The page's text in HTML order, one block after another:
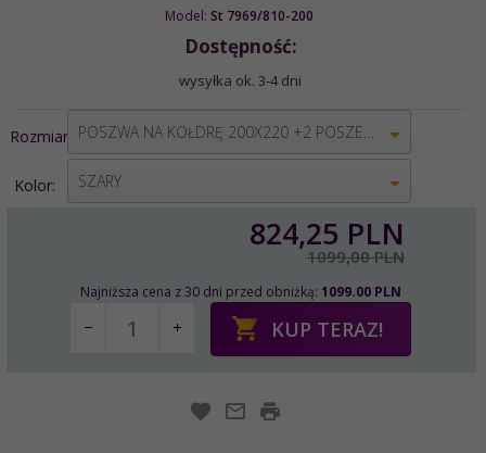
Model: St 7969/810-200
Dostępność:
wysyłka ok. 3-4 dni
Rozmiar: POSZWA NA KOŁDRĘ 200X220 +2 POSZEWKI 70X80+2POSZEWKI 40X40
Kolor: SZARY
824,25 PLN
1099,00 PLN
Najniższa cena z 30 dni przed obniżką: 1099.00 PLN
KUP TERAZ!